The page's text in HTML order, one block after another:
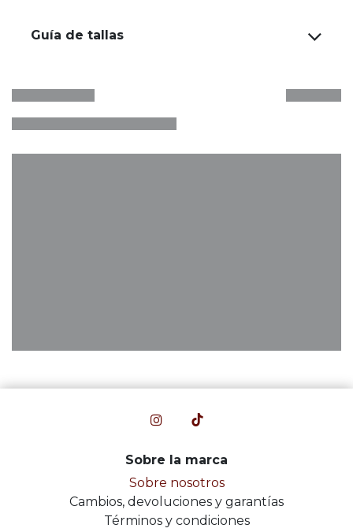
Guía de tallas
Sobre la marca
Sobre nosotros
Cambios, devoluciones y garantías
Términos y condiciones